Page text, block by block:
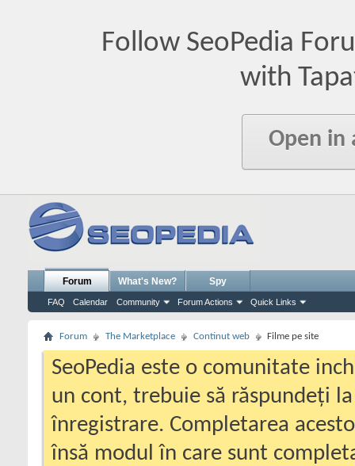
Follow SeoPedia
with
Open in
Forum
FAQ Calendar Community Forum Actions Quick Links
What's New? Spy
Forum The Marketplace Continut web Filme pe site
SeoPedia este o comunitate
un cont, trebuie să răspundeți
înregistrare. Completarea
însă modul în care sunt